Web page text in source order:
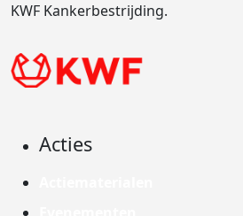
KWF Kankerbestrijding.
Acties